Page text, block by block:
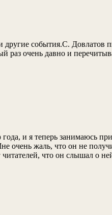
события.С.
раз очень давно и
и я теперь занимаюсь
очень жаль, что он не
что он слышал о